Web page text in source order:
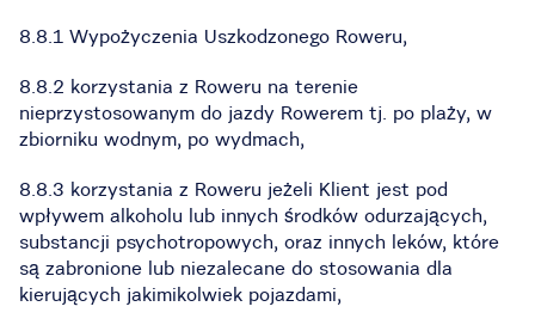
8.8.1 Wypożyczenia Uszkodzonego Roweru,
8.8.2 korzystania z Roweru na terenie
nieprzystosowanym do jazdy Rowerem tj. po plaży, w
zbiorniku wodnym, po wydmach,
8.8.3 korzystania z Roweru jeżeli Klient jest pod
wpływem alkoholu lub innych środków odurzających,
substancji psychotropowych, oraz innych leków, które
są zabronione lub niezalecane do stosowania dla
kierujących jakimikolwiek pojazdami,